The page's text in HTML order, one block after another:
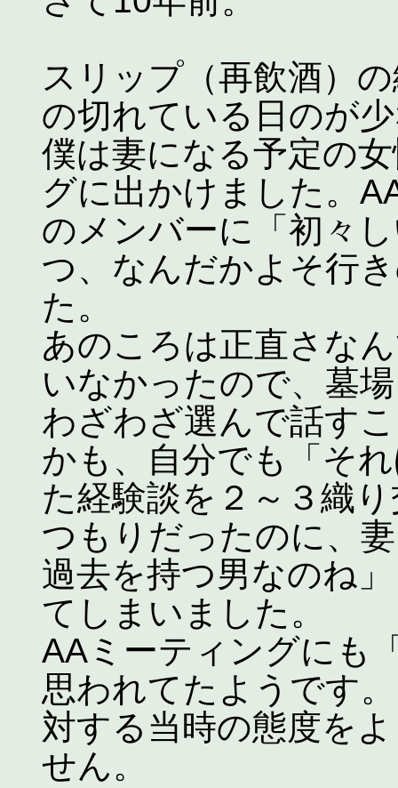
スリップ（再飲酒）
の切れている日のが
僕は妻になる予定の
グに出かけました。
のメンバーに「初々
つ、なんだかよそ行
た。
あのころは正直さな
いなかったので、墓
わざわざ選んで話す
かも、自分でも「そ
た経験談を２～３織
つもりだったのに、
過去を持つ男なのね
てしまいました。
AAミーティングにも
思われてたようです
対する当時の態度を
せん。